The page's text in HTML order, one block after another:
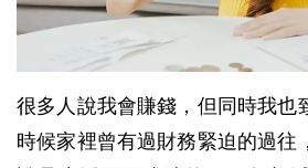
很多人說我會賺錢，但同時我也
時候家裡曾有過財務緊迫的過往